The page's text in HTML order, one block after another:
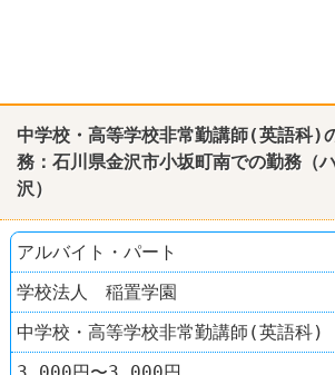
中学校・高等学校非常勤講師(英語科)
務：石川県金沢市小坂町南での勤務（
沢）
アルバイト・パート
学校法人 稲置学園
中学校・高等学校非常勤講師(英語科)